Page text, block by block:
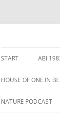
Zum
START ABI
HOUSE OF ONE IN
NATURE PODCAST